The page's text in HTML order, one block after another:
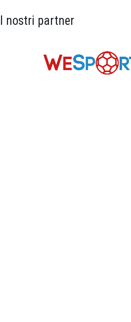
I nostri partner